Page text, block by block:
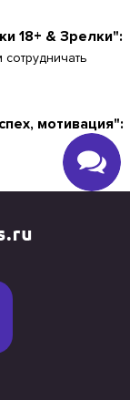
18+ & Зрелки":
мотивация":